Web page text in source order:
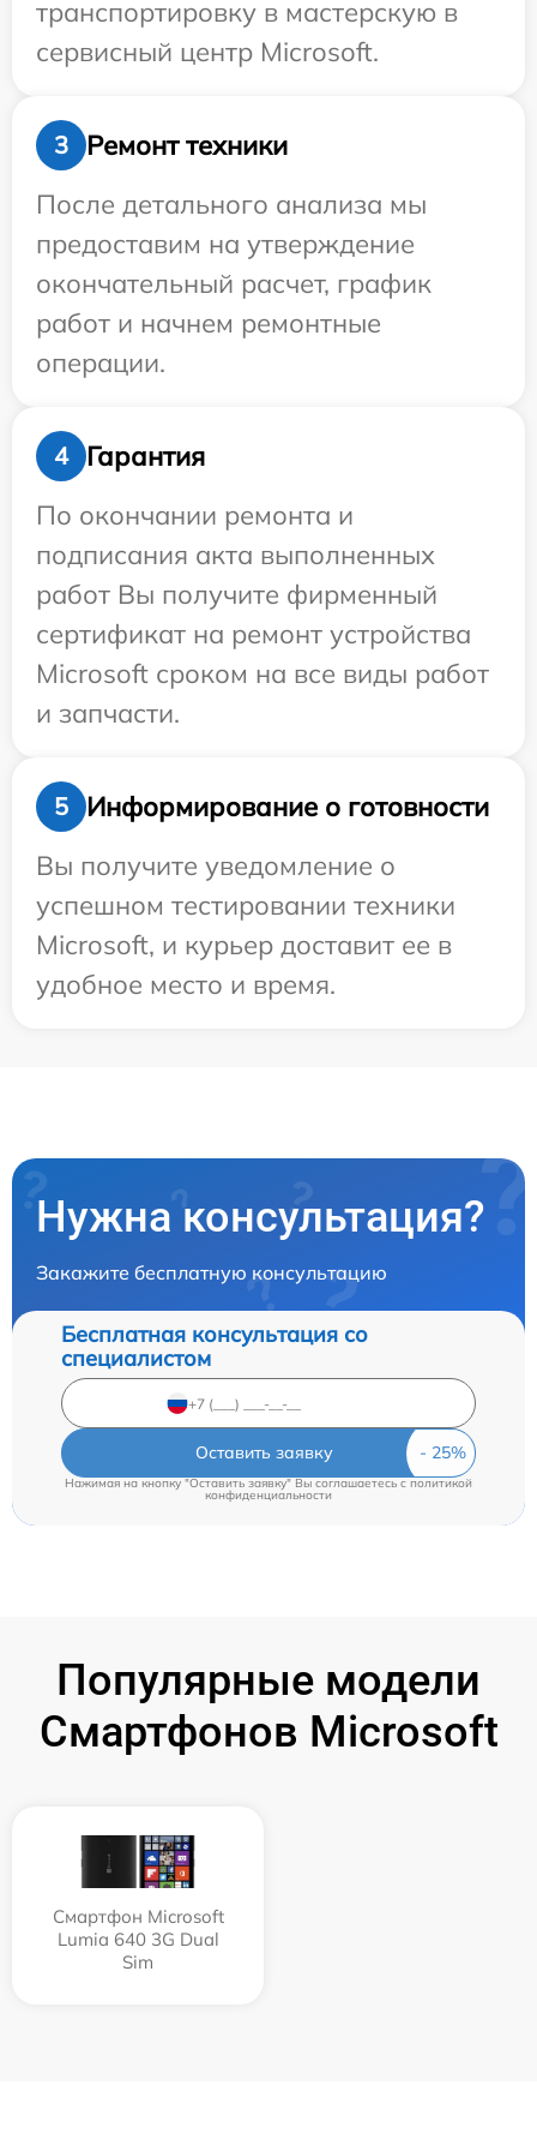
транспортировку в мастерскую в
сервисный центр Microsoft.
3
Ремонт техники
После детального анализа мы
предоставим на утверждение
окончательный расчет, график
работ и начнем ремонтные
операции.
4
Гарантия
По окончании ремонта и
подписания акта выполненных
работ Вы получите фирменный
сертификат на ремонт устройства
Microsoft сроком на все виды работ
и запчасти.
5
Информирование о готовности
Вы получите уведомление о
успешном тестировании техники
Microsoft, и курьер доставит ее в
удобное место и время.
Нужна консультация?
Закажите бесплатную консультацию
Бесплатная консультация со
специалистом
Оставить заявку
Нажимая на кнопку "Оставить заявку" Вы соглашаетесь c политикой
конфиденциальности
Популярные модели
Смартфонов Microsoft
Смартфон Microsoft
Lumia 640 3G Dual
Sim